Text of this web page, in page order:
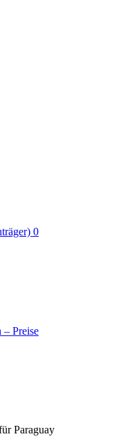
0
Preise
Paraguay